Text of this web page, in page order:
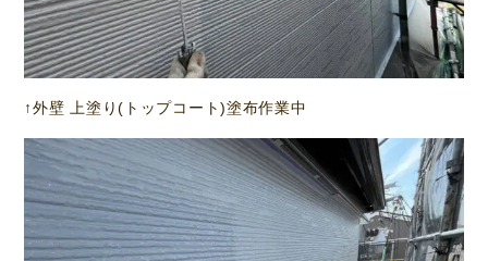
↑外壁 上塗り(トップコート)塗布作業中